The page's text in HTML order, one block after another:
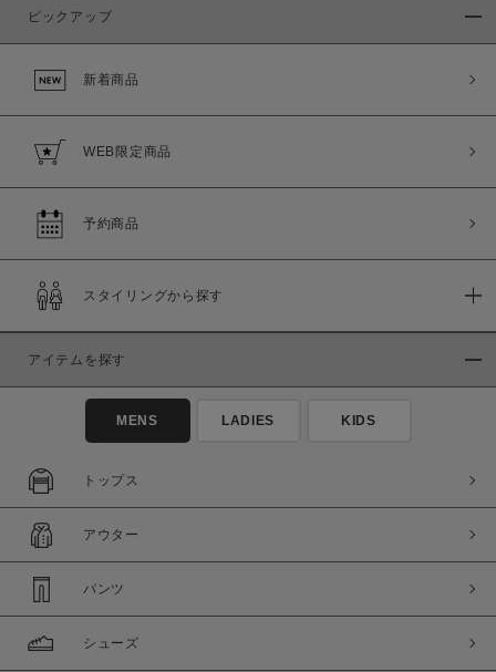
ピックアップ
新着商品
WEB限定商品
予約商品
スタイリングから探す
アイテムを探す
MENS LADIES KIDS
トップス
アウター
パンツ
シューズ